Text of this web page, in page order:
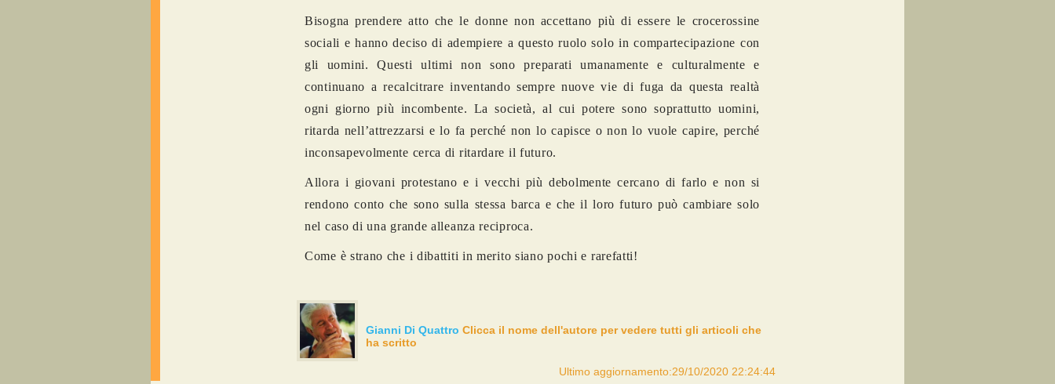
Bisogna prendere atto che le donne non accettano più di essere le crocerossine
sociali e hanno deciso di adempiere a questo ruolo solo in compartecipazione con
gli uomini. Questi ultimi non sono preparati umanamente e culturalmente e
continuano a recalcitrare inventando sempre nuove vie di fuga da questa realtà
ogni giorno più incombente. La società, al cui potere sono soprattutto uomini,
ritarda nell’attrezzarsi e lo fa perché non lo capisce o non lo vuole capire, perché
inconsapevolmente cerca di ritardare il futuro.
Allora i giovani protestano e i vecchi più debolmente cercano di farlo e non si
rendono conto che sono sulla stessa barca e che il loro futuro può cambiare solo
nel caso di una grande alleanza reciproca.
Come è strano che i dibattiti in merito siano pochi e rarefatti!
Gianni Di Quattro Clicca il nome dell'autore per vedere tutti gli articoli che
ha scritto
Ultimo aggiornamento:29/10/2020 22:24:44